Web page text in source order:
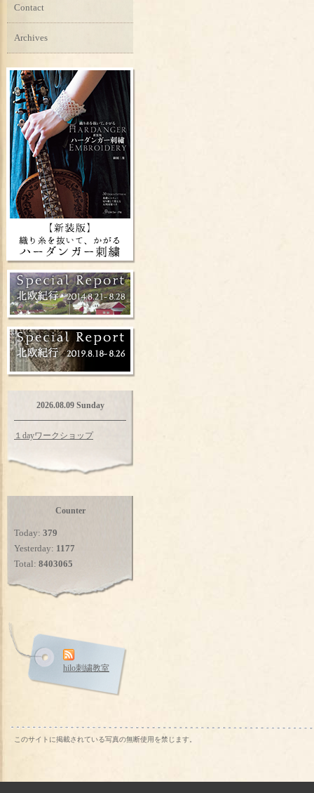
Contact
Archives
2026.08.09 Sunday
１dayワークショップ
Counter
Today: 379
Yesterday: 1177
Total: 8403065
hilo刺繍教室
このサイトに掲載されている写真の無断使用を禁じます。